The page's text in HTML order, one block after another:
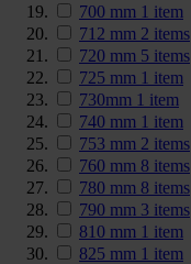
700 mm 1 item
712 mm 2 items
720 mm 5 items
725 mm 1 item
730mm 1 item
740 mm 1 item
753 mm 2 items
760 mm 8 items
780 mm 8 items
790 mm 3 items
810 mm 1 item
825 mm 1 item